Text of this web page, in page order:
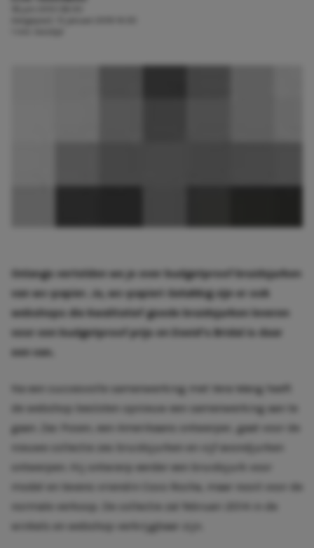
Onlangs vertelden we je over budgetproof
bruidsjurken
van wc-papier
. Ja, wc-papier! Gelukkig zijn er ook
webshops die kwalitatief goede bruidsjurken leveren
voor een budgetproof prijs en David’s Bridal is daar
een van.
Na een succesvolle samenwerking met Vera Wang heeft
de webshop besloten opnieuw een samenwerking aan te
gaan. Zac Posen, een Amerikaans ontwerper, gaat voor de
nieuwe collectie zes bruidsjurken en vijf avondjurken
ontwerpen. Hij ontwierp eerder een bruidsjurk voor
model en tevens vriendin Coco Rocha, maar nooit voor de
normale verkoop. De collectie zal februari 2014 in de
winkels en webshop verkrijgbaar zijn.